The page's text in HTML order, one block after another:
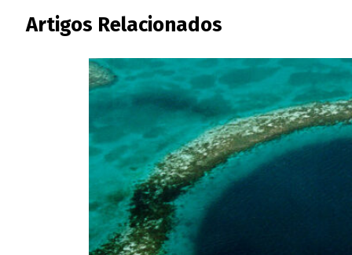
Artigos Relacionados